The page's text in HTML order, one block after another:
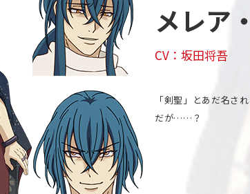
メレア
CV：坂田将吾
「剣聖」とあだ名さ
だが……？